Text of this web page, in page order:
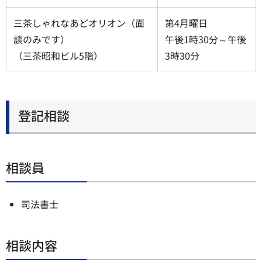
三茶しゃれなあどオリオン（面
談のみです）
（三茶昭和ビル5階）
第4月曜日
午後1時30分～午後
3時30分
登記相談
相談員
司法書士
相談内容